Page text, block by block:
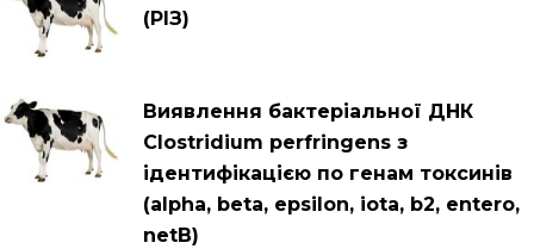
(РІЗ)
Виявлення бактеріальної ДНК
Clostridium perfringens з
ідентифікацією по генам токсинів
(alpha, beta, epsilon, iota, b2, entero,
netB)